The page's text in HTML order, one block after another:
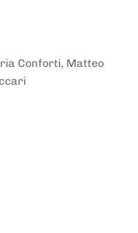
Conforti, Matteo